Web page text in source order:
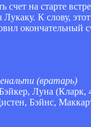
на старте
К слову,
(вратарь)
Луна
Бэйнс,